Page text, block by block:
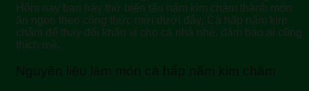
Hôm nay bạn hãy thử biến tấu nấm kim châm thành món
ăn ngon theo công thức mới dưới đây: Cá hấp nấm kim
châm để thay đổi khẩu vị cho cả nhà nhé, đảm bảo ai cũng
thích mê.
Nguyên liệu làm món cá hấp nấm kim châm